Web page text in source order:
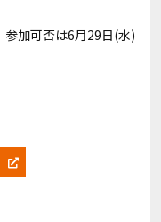
加可否は6月29日(水)